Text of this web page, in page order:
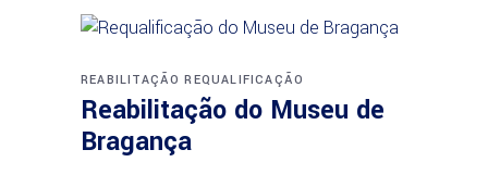
REABILITAÇÃO REQUALIFICAÇÃO
Reabilitação do Museu de
Bragança